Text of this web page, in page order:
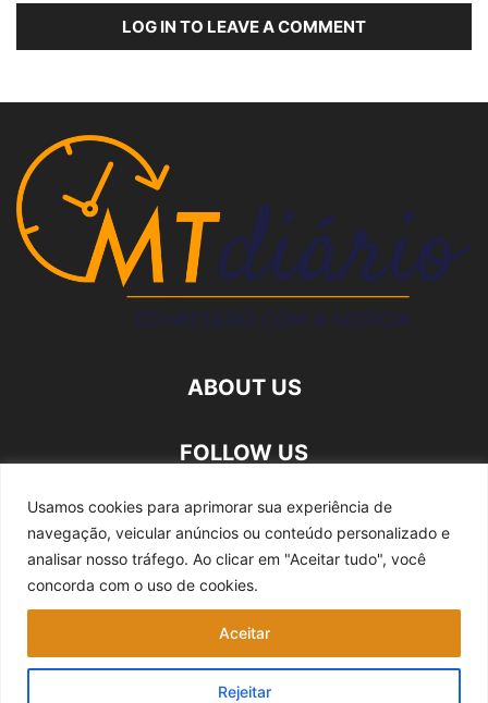
Usamos cookies para aprimorar sua experiência de
navegação, veicular anúncios ou conteúdo personalizado e
analisar nosso tráfego. Ao clicar em "Aceitar tudo", você
concorda com o uso de cookies.
Rejeitar
Aceitar
LOG IN TO LEAVE A COMMENT
ABOUT US
FOLLOW US
Quem somos Expediente Fale Conosco